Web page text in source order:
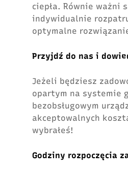
ciepła. Równie ważni
indywidualnie
optymalne
Przyjdź do nas i
Jeżeli będziesz
opartym na systemie
bezobsługowym
akceptowalnych
wybrałeś!
Godziny rozpoczęcia